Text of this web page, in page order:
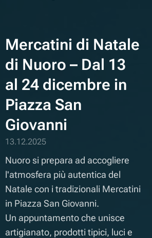
Mercatini di Natale
di Nuoro – Dal 13
al 24 dicembre in
Piazza San
Giovanni
13.12.2025
Nuoro si prepara ad accogliere
l'atmosfera più autentica del
Natale con i tradizionali Mercatini
in Piazza San Giovanni.
Un appuntamento che unisce
artigianato, prodotti tipici, luci e